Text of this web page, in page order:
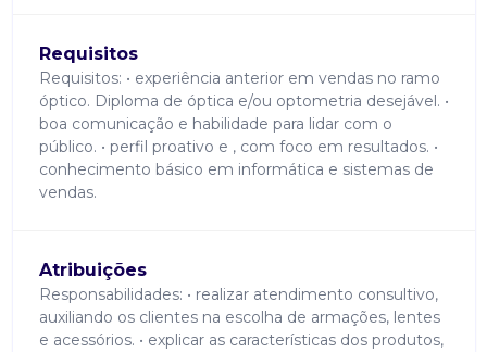
Requisitos
Requisitos: • experiência anterior em vendas no ramo
óptico. Diploma de óptica e/ou optometria desejável. •
boa comunicação e habilidade para lidar com o
público. • perfil proativo e , com foco em resultados. •
conhecimento básico em informática e sistemas de
vendas.
Atribuições
Responsabilidades: • realizar atendimento consultivo,
auxiliando os clientes na escolha de armações, lentes
e acessórios. • explicar as características dos produtos,